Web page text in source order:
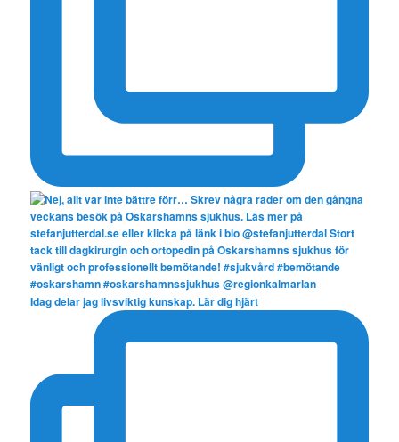
Idag delar jag livsviktig kunskap. Lär dig hjärt